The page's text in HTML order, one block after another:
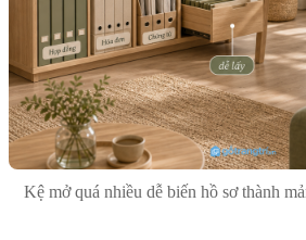
Kệ mở quá nhiều dễ biến hồ sơ thành